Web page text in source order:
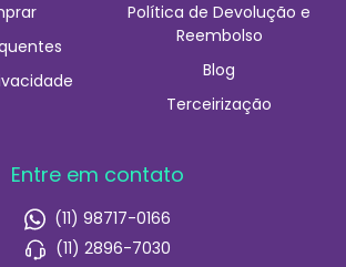
Política de Devolução e
Reembolso
Blog
Terceirização
Entre em contato
(11) 98717-0166
(11) 2896-7030